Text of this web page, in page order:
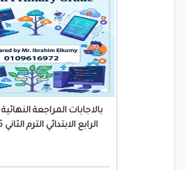
الرابع الابتدائي الترم الثاني 2026 PDF